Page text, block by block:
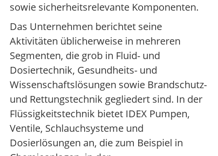
sowie sicherheitsrelevante Komponenten.
Das Unternehmen berichtet seine
Aktivitäten üblicherweise in mehreren
Segmenten, die grob in Fluid- und
Dosiertechnik, Gesundheits- und
Wissenschaftslösungen sowie Brandschutz-
und Rettungstechnik gegliedert sind. In der
Flüssigkeitstechnik bietet IDEX Pumpen,
Ventile, Schlauchsysteme und
Dosierlösungen an, die zum Beispiel in